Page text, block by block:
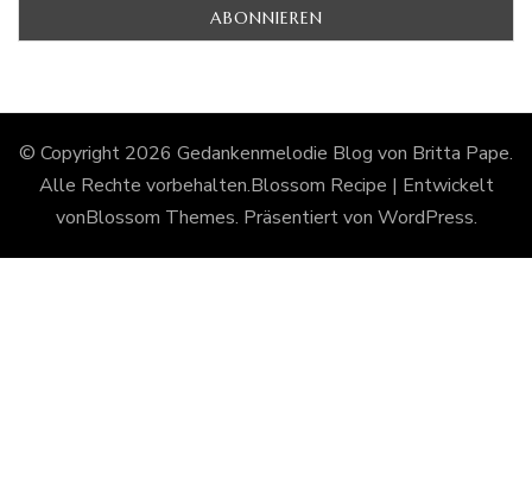
© Copyright 2026 Gedankenmelodie Blog von Britta Pape.
Alle Rechte vorbehalten.Blossom Recipe | Entwickelt
vonBlossom Themes. Präsentiert von WordPress.